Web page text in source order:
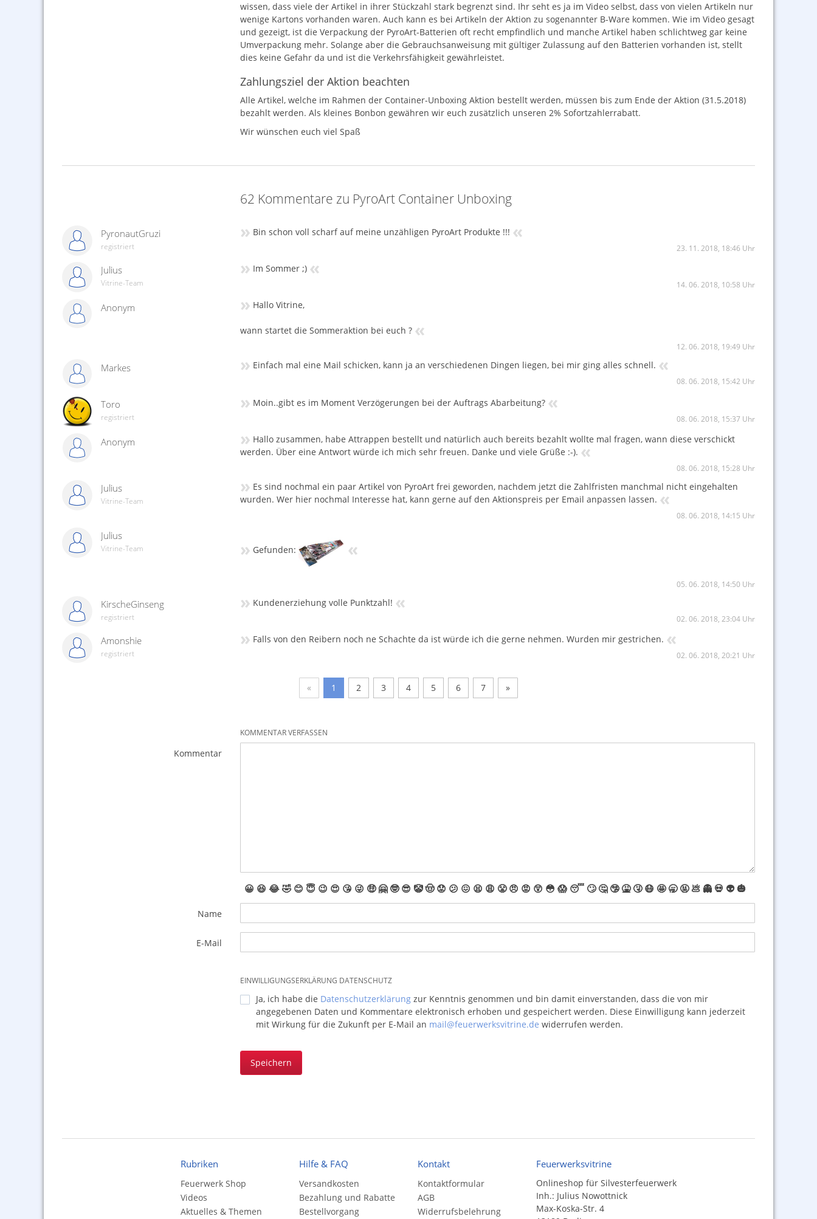
wissen, dass viele der Artikel in ihrer Stückzahl stark begrenzt sind. Ihr seht es ja im Video selbst, dass von vielen Artikeln nur
wenige Kartons vorhanden waren. Auch kann es bei Artikeln der Aktion zu sogenannter B-Ware kommen. Wie im Video gesagt
und gezeigt, ist die Verpackung der PyroArt-Batterien oft recht empfindlich und manche Artikel haben schlichtweg gar keine
Umverpackung mehr. Solange aber die Gebrauchsanweisung mit gültiger Zulassung auf den Batterien vorhanden ist, stellt
dies keine Gefahr da und ist die Verkehrsfähigkeit gewährleistet.
Zahlungsziel der Aktion beachten
Alle Artikel, welche im Rahmen der Container-Unboxing Aktion bestellt werden, müssen bis zum Ende der Aktion (31.5.2018)
bezahlt werden. Als kleines Bonbon gewähren wir euch zusätzlich unseren 2% Sofortzahlerrabatt.
Wir wünschen euch viel Spaß
62 Kommentare zu PyroArt Container Unboxing
PyronautGruzi
registriert
» Bin schon voll scharf auf meine unzähligen PyroArt Produkte !!! «
23. 11. 2018, 18:46 Uhr
Julius
Vitrine-Team
» Im Sommer ;) «
14. 06. 2018, 10:58 Uhr
Anonym » Hallo Vitrine,
wann startet die Sommeraktion bei euch ? «
12. 06. 2018, 19:49 Uhr
Markes » Einfach mal eine Mail schicken, kann ja an verschiedenen Dingen liegen, bei mir ging alles schnell. «
08. 06. 2018, 15:42 Uhr
Toro
registriert
» Moin..gibt es im Moment Verzögerungen bei der Auftrags Abarbeitung? «
08. 06. 2018, 15:37 Uhr
Anonym » Hallo zusammen, habe Attrappen bestellt und natürlich auch bereits bezahlt wollte mal fragen, wann diese verschickt
werden. Über eine Antwort würde ich mich sehr freuen. Danke und viele Grüße :-). «
08. 06. 2018, 15:28 Uhr
Julius
Vitrine-Team
» Es sind nochmal ein paar Artikel von PyroArt frei geworden, nachdem jetzt die Zahlfristen manchmal nicht eingehalten
wurden. Wer hier nochmal Interesse hat, kann gerne auf den Aktionspreis per Email anpassen lassen. «
08. 06. 2018, 14:15 Uhr
Julius
Vitrine-Team » Gefunden: «
05. 06. 2018, 14:50 Uhr
KirscheGinseng
registriert
» Kundenerziehung volle Punktzahl! «
02. 06. 2018, 23:04 Uhr
Amonshie
registriert
» Falls von den Reibern noch ne Schachte da ist würde ich die gerne nehmen. Wurden mir gestrichen. «
02. 06. 2018, 20:21 Uhr
« 1 2 3 4 5 6 7 »
KOMMENTAR VERFASSEN
Kommentar
😀 😆 😂🤣 😊 😇 😉 😍 😘 😜 🤑 🤗 🤓 😎 🤡🤠 😟 😕 😖 😫 😩 😤 😠 😡 😲 😳 😱 😴 🙄 🤔 🤥 🤮 🤧 😷 🤩 🥱 🤬 💩 👻 💀 👽 🎃
Name
E-Mail
EINWILLIGUNGSERKLÄRUNG DATENSCHUTZ
Ja, ich habe die Datenschutzerklärungzur Kenntnis genommen und bin damit einverstanden, dass die von mir
angegebenen Daten und Kommentare elektronisch erhoben und gespeichert werden. Diese Einwilligung kann jederzeit
mit Wirkung für die Zukunft per E-Mail an mail@feuerwerksvitrine.de widerrufen werden.
Speichern
Rubriken
Feuerwerk Shop
Videos
Aktuelles & Themen
Hilfe & FAQ
Versandkosten
Bezahlung und Rabatte
Bestellvorgang
Kontakt
Kontaktformular
AGB
Widerrufsbelehrung
Feuerwerksvitrine
Onlineshop für Silvesterfeuerwerk
Inh.: Julius Nowottnick
Max-Koska-Str. 4